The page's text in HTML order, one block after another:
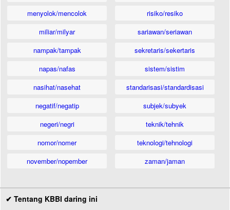
menyolok/mencolok
miliar/milyar
nampak/tampak
napas/nafas
nasihat/nasehat
negatif/negatip
negeri/negri
nomor/nomer
november/nopember
risiko/resiko
sariawan/seriawan
sekretaris/sekertaris
sistem/sistim
standarisasi/standardisasi
subjek/subyek
teknik/tehnik
teknologi/tehnologi
zaman/jaman
✔ Tentang KBBI daring ini